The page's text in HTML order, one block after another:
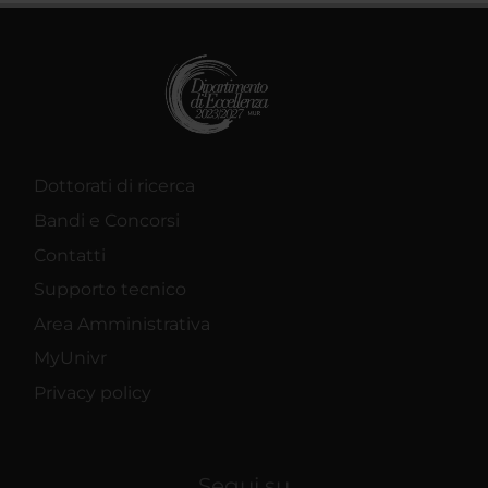
Dottorati di ricerca
Bandi e Concorsi
Contatti
Supporto tecnico
Area Amministrativa
MyUnivr
Privacy policy